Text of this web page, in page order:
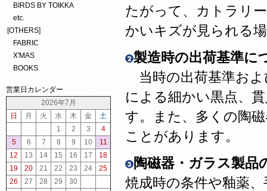
たがって、カトラリ
かいキズが見られる
製造時の出荷基準に
当時の出荷基準およ
による細かい黒点、
す。また、多くの陶
ことがあります。
陶磁器・ガラス製品
焼成時の条件や釉薬
BIRDS BY TOIKKA
etc.
[OTHERS]
FABRIC
X'MAS
BOOKS
営業日カレンダー
2026年7月
日
月 火 水 木 金
土
1
2 3
4
5
6 7 8 9 10
11
12
13 14 15 16 17
18
19
20 21 22 23 24
25
26
27 28 29 30